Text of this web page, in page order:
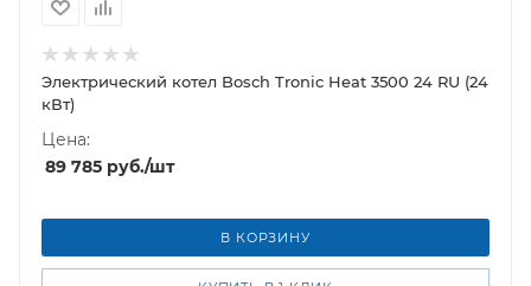
Электрический котел Bosch Tronic Heat 3500 24 RU (24
кВт)
Цена:
89 785 руб./шт
В КОРЗИНУ